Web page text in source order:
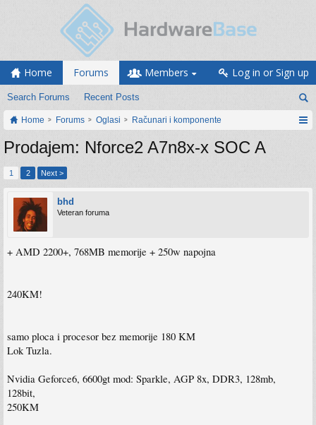
Home Forums
Search Forums Recent Posts
Members Log in or Sign up
Home Forums Oglasi Računari i komponente
Prodajem: Nforce2 A7n8x-x SOC A
1 2 Next >
bhd
Veteran foruma
+ AMD 2200+, 768MB memorije + 250w napojna
240KM!
samo ploca i procesor bez memorije 180 KM
Lok Tuzla.
Nvidia Geforce6, 6600gt mod: Sparkle, AGP 8x, DDR3, 128mb,
128bit,
250KM